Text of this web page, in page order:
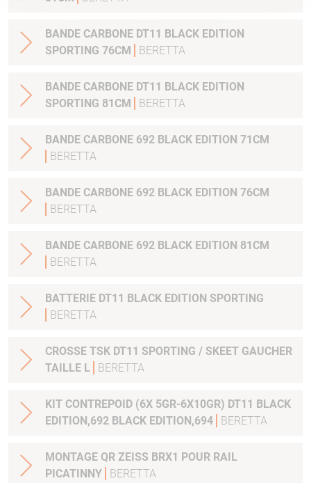
BANDE CARBONE DT11 BLACK EDITION
SPORTING 76CM
BERETTA
BANDE CARBONE DT11 BLACK EDITION
SPORTING 81CM
BERETTA
BANDE CARBONE 692 BLACK EDITION 71CM
BERETTA
BANDE CARBONE 692 BLACK EDITION 76CM
BERETTA
BANDE CARBONE 692 BLACK EDITION 81CM
BERETTA
BATTERIE DT11 BLACK EDITION SPORTING
BERETTA
CROSSE TSK DT11 SPORTING / SKEET GAUCHER
TAILLE L
BERETTA
KIT CONTREPOID (6X 5GR-6X10GR) DT11 BLACK
EDITION,692 BLACK EDITION,694
BERETTA
MONTAGE QR ZEISS BRX1 POUR RAIL
PICATINNY
BERETTA